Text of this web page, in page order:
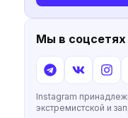
Мы в соцсетях
Instagram
экстремистской и